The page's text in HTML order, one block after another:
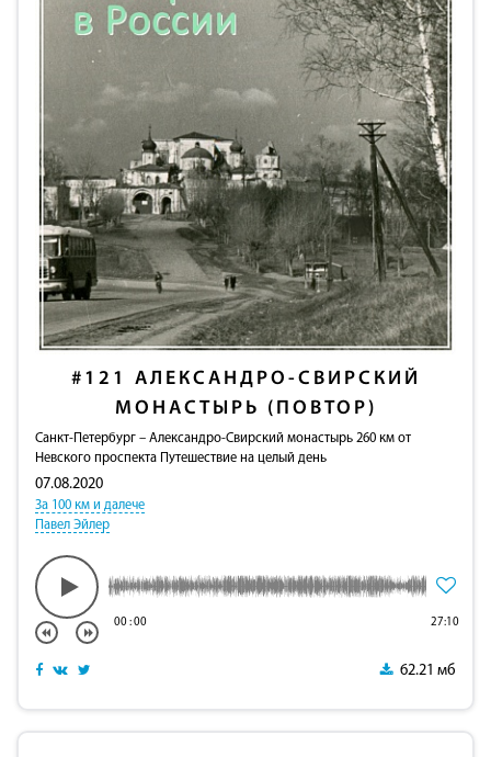
#121 АЛЕКСАНДРО-СВИРСКИЙ
МОНАСТЫРЬ (ПОВТОР)
Санкт-Петербург – Александро-Свирский монастырь 260 км от
Невского проспекта Путешествие на целый день
07.08.2020
За 100 км и далече
Павел Эйлер
00:00 27:10
62.21 мб